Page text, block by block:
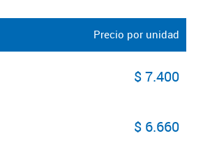
Precio por unidad
$ 7.400
$ 6.660